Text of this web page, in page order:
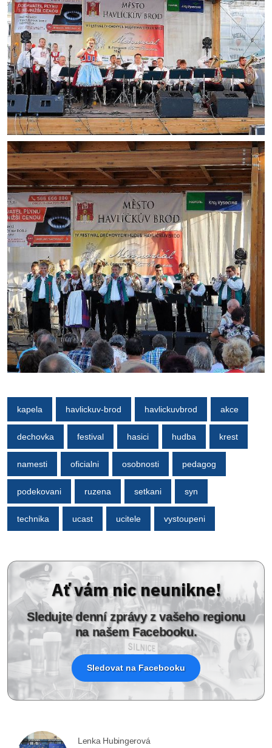
kapela havlickuv-brod havlickuvbrod akce
dechovka festival hasici hudba krest
namesti oficialni osobnosti pedagog
podekovani ruzena setkani syn
technika ucast ucitele vystoupeni
Ať vám nic neunikne!
Sledujte denní zprávy z vašeho regionu
na našem Facebooku.
Sledovat na Facebooku
Lenka Hubingerová